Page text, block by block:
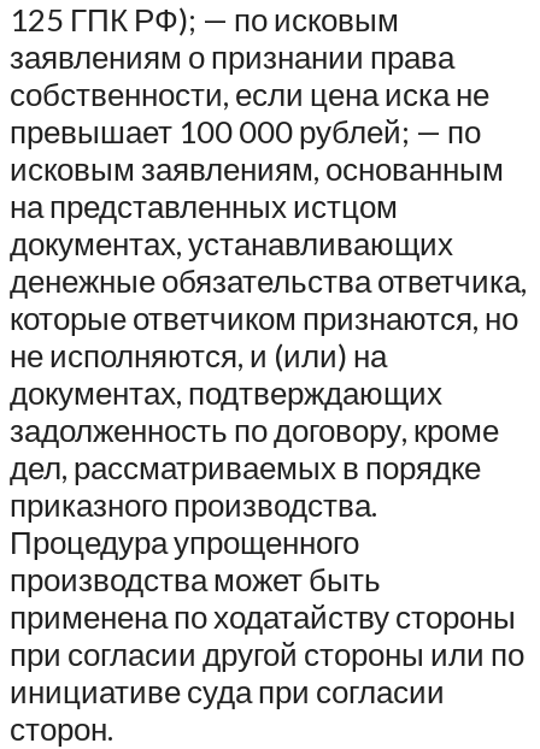
125 ГПК РФ); — по исковым
заявлениям о признании права
собственности, если цена иска не
превышает 100 000 рублей; — по
исковым заявлениям, основанным
на представленных истцом
документах, устанавливающих
денежные обязательства ответчика,
которые ответчиком признаются, но
не исполняются, и (или) на
документах, подтверждающих
задолженность по договору, кроме
дел, рассматриваемых в порядке
приказного производства.
Процедура упрощенного
производства может быть
применена по ходатайству стороны
при согласии другой стороны или по
инициативе суда при согласии
сторон.